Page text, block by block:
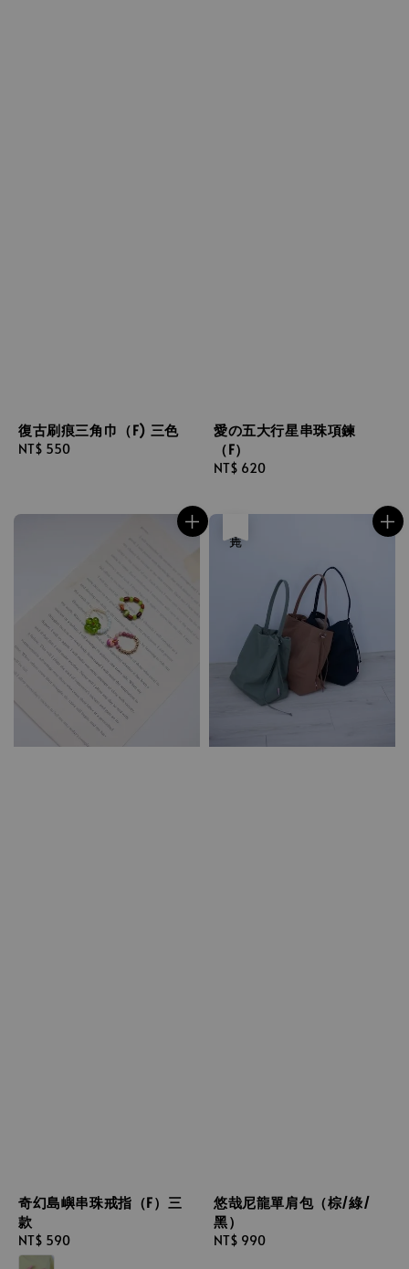
復古刷痕三角巾（F) 三色
Regular
NT$ 550
愛の五大行星串珠項鍊
（F）
Regular
NT$ 620
奇幻島嶼串珠戒指（F）三
款
Regular
price
NT$ 590
悠哉尼龍單肩包（棕/綠/
黑）
Regular
NT$ 990